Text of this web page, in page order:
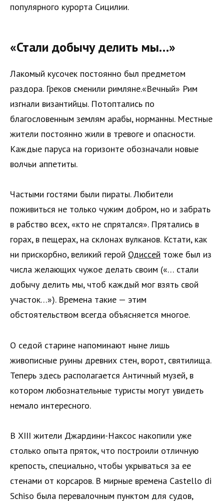
популярного курорта Сицилии.
«Стали добычу делить мы…»
Лакомый кусочек постоянно был предметом
раздора. Греков сменили римляне.«Вечный» Рим
изгнали византийцы. Потоптались по
благословенным землям арабы, норманны. Местные
жители постоянно жили в тревоге и опасности.
Каждые паруса на горизонте обозначали новые
волчьи аппетиты.
Частыми гостями были пираты. Любители
поживиться не только чужим добром, но и забрать
в рабство всех, «кто не спрятался». Прятались в
горах, в пещерах, на склонах вулканов. Кстати, как
ни прискорбно, великий герой Одиссей тоже был из
числа желающих чужое делать своим («… стали
добычу делить мы, чтоб каждый мог взять свой
участок…»). Времена такие — этим
обстоятельством всегда объясняется многое.
О седой старине напоминают ныне лишь
живописные руины древних стен, ворот, святилища.
Теперь здесь располагается Античный музей, в
котором любознательные туристы могут увидеть
немало интересного.
В XIII жители Джардини-Наксос накопили уже
столько опыта пряток, что построили отличную
крепость, специально, чтобы укрываться за ее
стенами от корсаров. В мирные времена Castello di
Schiso была перевалочным пунктом для судов,